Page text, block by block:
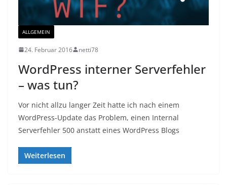
ALLGEMEIN
24. Februar 2016 netti78
WordPress interner Serverfehler
– was tun?
Vor nicht allzu langer Zeit hatte ich nach einem
WordPress-Update das Problem, einen Internal
Serverfehler 500 anstatt eines WordPress Blogs
Weiterlesen